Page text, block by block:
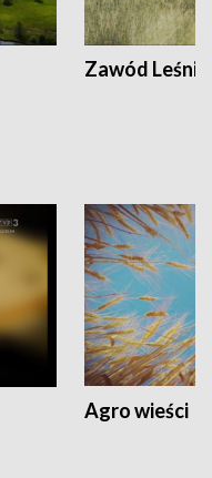
Zawód Leśnik
Agro wieści